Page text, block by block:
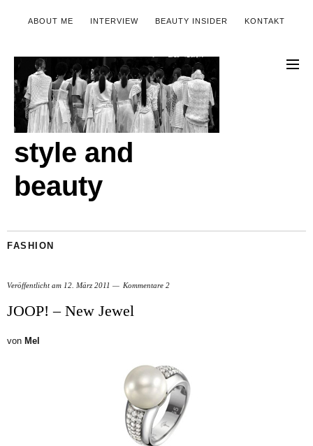
ABOUT ME INTERVIEW BEAUTY INSIDER KONTAKT
style and
beauty
FASHION
Veröffentlicht am 12. März 2011 Kommentare 2
JOOP! – New Jewel
von Mel